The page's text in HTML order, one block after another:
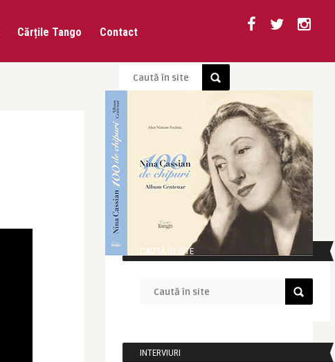
Cărțile Tango Contact
CAUTĂ ÎN SITE
INTERVIURI